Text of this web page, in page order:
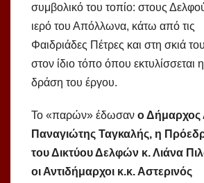
συμβολικό του τοπίο: στους
ιερό του Απόλλωνα, κάτω από τις
Φαιδριάδες Πέτρες και στη σκιά
στον ίδιο τόπο όπου εκτυλίσσεται η
δράση του έργου.
Το «παρών» έδωσαν ο
Παναγιώτης Ταγκαλής, η
του Δικτύου Δελφών κ. Λιάνα
οι Αντιδήμαρχοι κ.κ. Αστερινός